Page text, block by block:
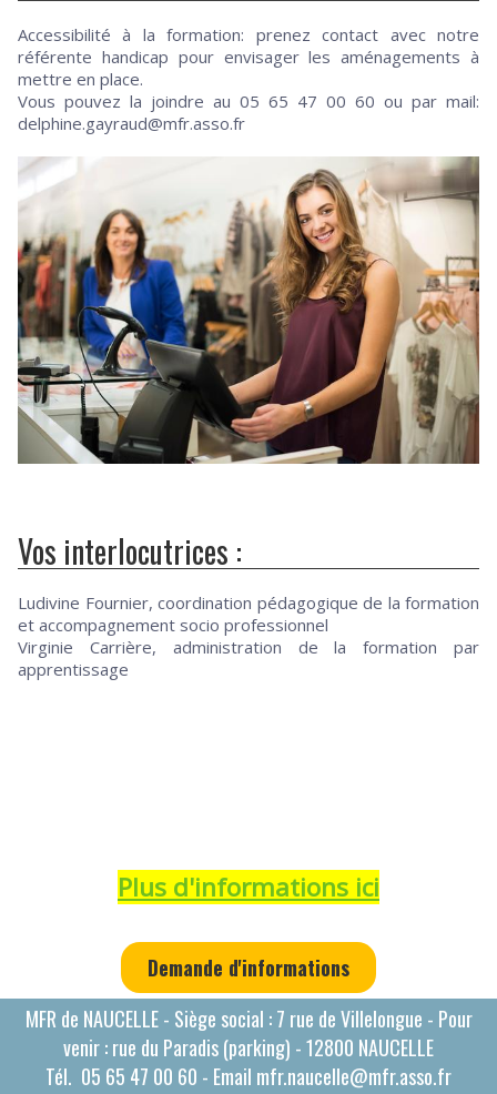
Accessibilité à la formation: prenez contact avec notre
référente handicap pour envisager les aménagements à
mettre en place.
Vous pouvez la joindre au 05 65 47 00 60 ou par mail:
delphine.gayraud@mfr.asso.fr
Vos interlocutrices :
Ludivine Fournier, coordination pédagogique de la formation
et accompagnement socio professionnel
Virginie Carrière, administration de la formation par
apprentissage
Plus d'informations ici
Demande d'informations
MFR de NAUCELLE - Siège social : 7 rue de Villelongue - Pour
venir : rue du Paradis (parking) - 12800 NAUCELLE
Tél. 05 65 47 00 60 - Email mfr.naucelle@mfr.asso.fr